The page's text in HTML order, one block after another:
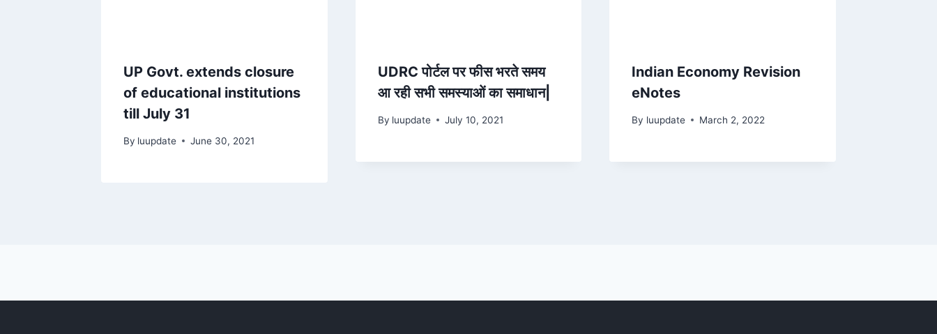
UP Govt. extends closure
of educational institutions
till July 31
By luupdate June 30, 2021
UDRC पोर्टल पर फीस भरते समय
आ रही सभी समस्याओं का समाधान|
By luupdate July 10, 2021
Indian Economy Revision
eNotes
By luupdate March 2, 2022